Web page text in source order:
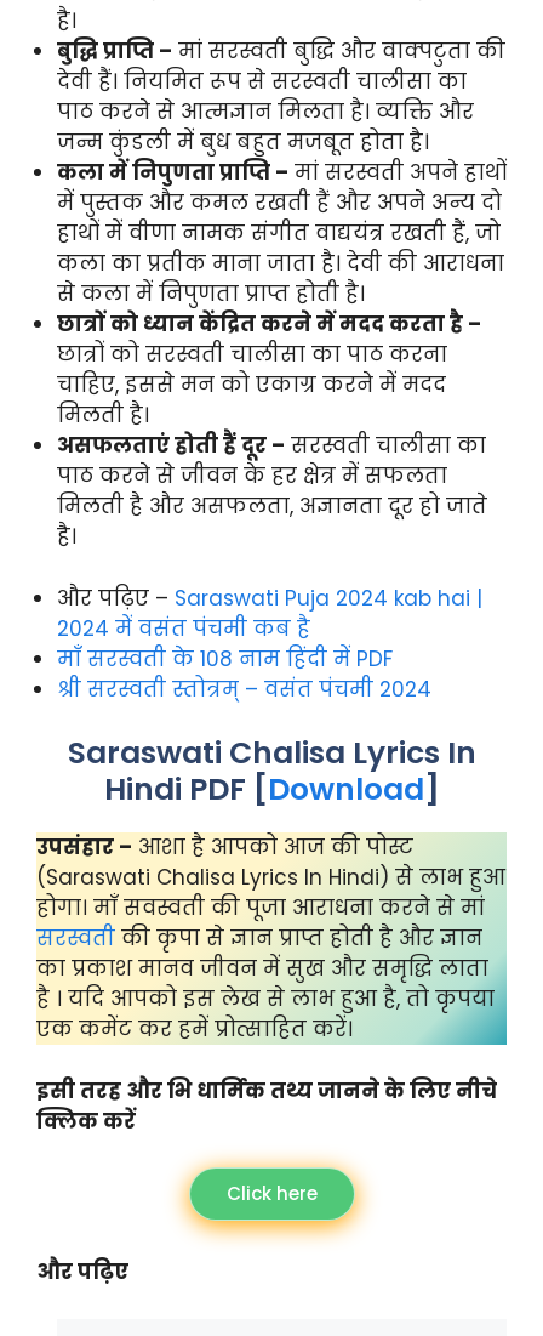
है।
बुद्धि प्राप्ति – मां सरस्वती बुद्धि और वाक्पटुता की
देवी हैं। नियमित रूप से सरस्वती चालीसा का
पाठ करने से आत्मज्ञान मिलता है। व्यक्ति और
जन्म कुंडली में बुध बहुत मजबूत होता है।
कला में निपुणता प्राप्ति – मां सरस्वती अपने हाथों
में पुस्तक और कमल रखती हैं और अपने अन्य दो
हाथों में वीणा नामक संगीत वाद्ययंत्र रखती हैं, जो
कला का प्रतीक माना जाता है। देवी की आराधना
से कला में निपुणता प्राप्त होती है।
छात्रों को ध्यान केंद्रित करने में मदद करता है –
छात्रों को सरस्वती चालीसा का पाठ करना
चाहिए, इससे मन को एकाग्र करने में मदद
मिलती है।
असफलताएं होती हैं दूर – सरस्वती चालीसा का
पाठ करने से जीवन के हर क्षेत्र में सफलता
मिलती है और असफलता, अज्ञानता दूर हो जाते
है।
और पढ़िए – Saraswati Puja 2024 kab hai |
2024 में वसंत पंचमी कब है
माँ सरस्वती के 108 नाम हिंदी में PDF
श्री सरस्वती स्तोत्रम् – वसंत पंचमी 2024
Saraswati Chalisa Lyrics In
Hindi PDF [Download]
उपसंहार – आशा है आपको आज की पोस्ट
(Saraswati Chalisa Lyrics In Hindi) से लाभ हुआ
होगा। माँ सवस्वती की पूजा आराधना करने से मां
सरस्वती की कृपा से ज्ञान प्राप्त होती है और ज्ञान
का प्रकाश मानव जीवन में सुख और समृद्धि लाता
है । यदि आपको इस लेख से लाभ हुआ है, तो कृपया
एक कमेंट कर हमें प्रोत्साहित करें।
इसी तरह और भि धार्मिक तथ्य जानने के लिए नीचे
क्लिक करें
Click here
और पढ़िए